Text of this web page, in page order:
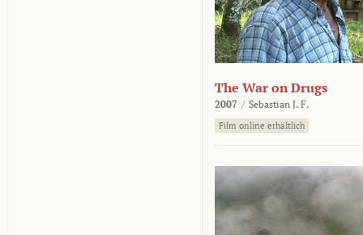
The War on Drugs
2007 / Sebastian J. F.
Film online erhältlich